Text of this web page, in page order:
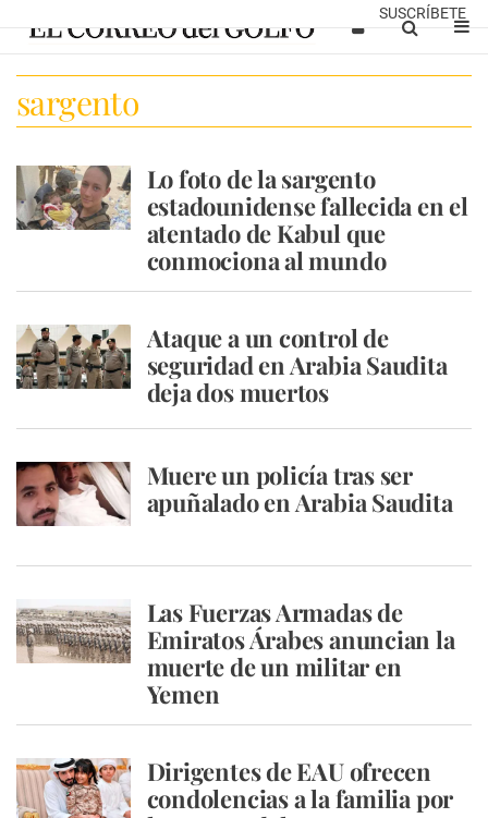
SUSCRÍBETE
sargento
Lo foto de la sargento
estadounidense fallecida en el
atentado de Kabul que
conmociona al mundo
Ataque a un control de
seguridad en Arabia Saudita
deja dos muertos
Muere un policía tras ser
apuñalado en Arabia Saudita
Las Fuerzas Armadas de
Emiratos Árabes anuncian la
muerte de un militar en
Yemen
Dirigentes de EAU ofrecen
condolencias a la familia por